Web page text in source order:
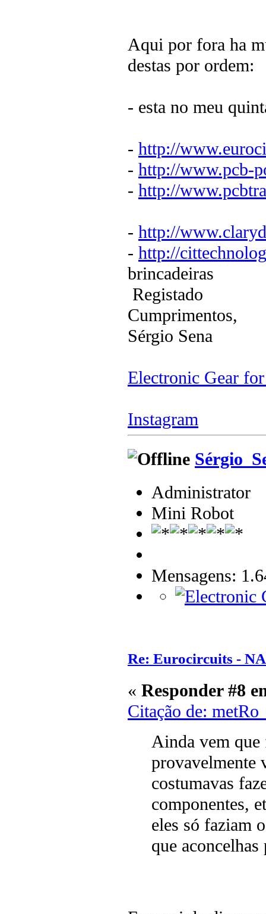
Aqui por fora ha
destas por ordem:
- esta no meu
- http://
- http://www.pcb-
- http://
- http://
- http://
brincadeiras
Registado
Cumprimentos,
Sérgio Sena
Electronic Gear
Instagram
Administrator
Mini Robot
Mensagens:
Re: Eurocircuits -
« Responder #8
Citação de:
Ainda vem que
provavelmente
costumavas
componentes,
eles só faziam
que aconcelhas